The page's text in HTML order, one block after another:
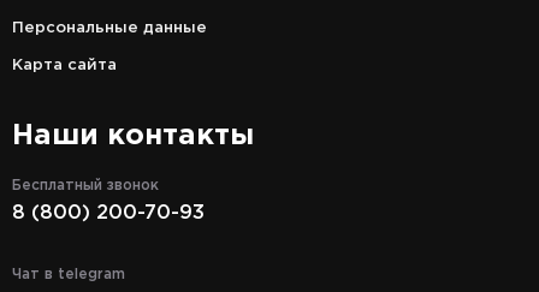
Персональные данные
Карта сайта
Наши контакты
Бесплатный звонок
8 (800) 200-70-93
Чат в telegram